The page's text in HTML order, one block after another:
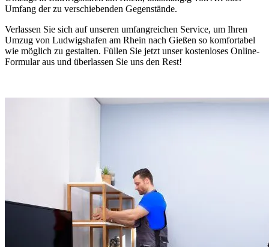
Umfang der zu verschiebenden Gegenstände.
Verlassen Sie sich auf unseren umfangreichen Service, um Ihren
Umzug von Ludwigshafen am Rhein nach Gießen so komfortabel
wie möglich zu gestalten. Füllen Sie jetzt unser kostenloses Online-
Formular aus und überlassen Sie uns den Rest!